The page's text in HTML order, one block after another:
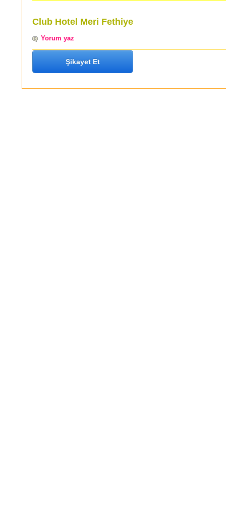
Club Hotel Meri Fethiye
Yorum yaz
Şikayet Et